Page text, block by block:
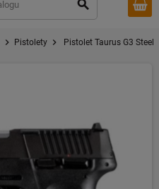
search
chevron_right Pistolety chevron_right Pistolet Taurus G3 Steel